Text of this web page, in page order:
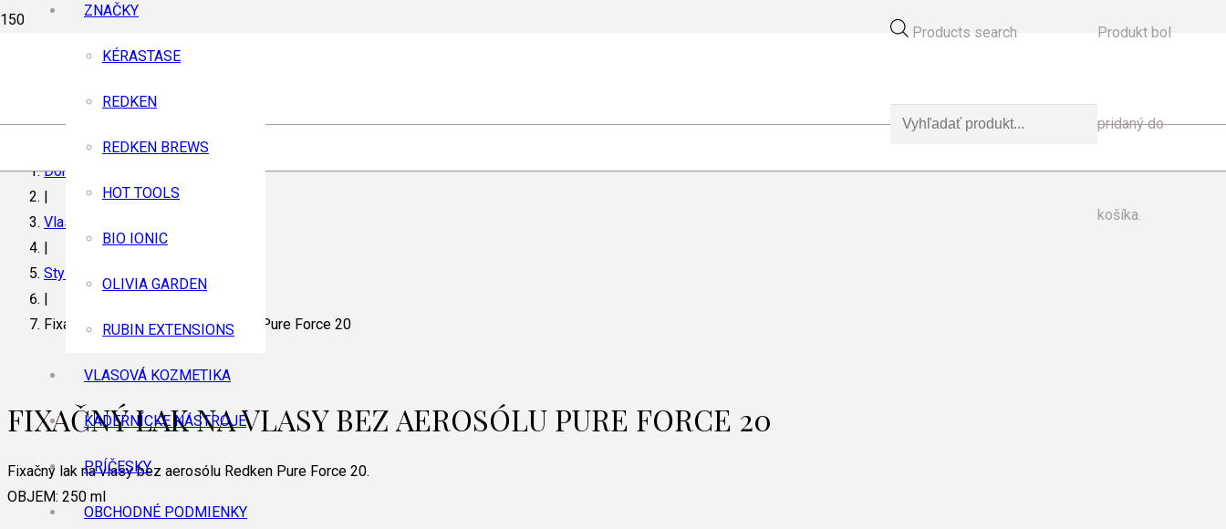
Products search Produktbol
pridaný do
košíka.
ZNAČKY
KÉRASTASE
REDKEN
REDKEN BREWS
HOT TOOLS
BIO IONIC
OLIVIA GARDEN
RUBIN EXTENSIONS
VLASOVÁ KOZMETIKA
KADERNÍCKE NÁSTROJE
PRÍČESKY
OBCHODNÉ PODMIENKY
Domov
|
Vlasová kozmetika
|
Styling
|
Fixačný lak na vlasy bez aerosólu Pure Force 20
FIXAČNÝ LAK NA VLASY BEZ AEROSÓLU PURE FORCE 20
Fixačný lak na vlasy bez aerosólu Redken Pure Force 20.
OBJEM: 250 ml